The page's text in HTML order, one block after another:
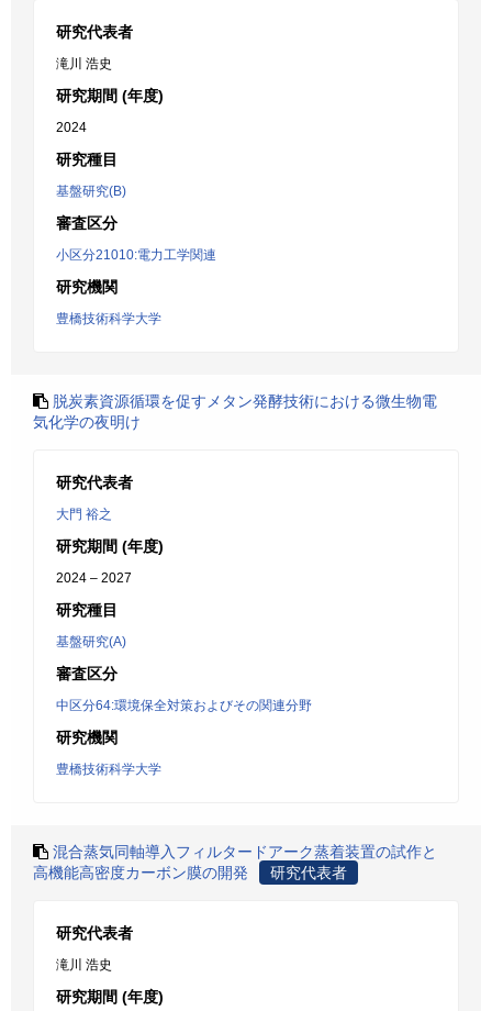
研究代表者
滝川 浩史
研究期間 (年度)
2024
研究種目
基盤研究(B)
審査区分
小区分21010:電力工学関連
研究機関
豊橋技術科学大学
脱炭素資源循環を促すメタン発酵技術における微生物電
気化学の夜明け
研究代表者
大門 裕之
研究期間 (年度)
2024 – 2027
研究種目
基盤研究(A)
審査区分
中区分64:環境保全対策およびその関連分野
研究機関
豊橋技術科学大学
混合蒸気同軸導入フィルタードアーク蒸着装置の試作と
高機能高密度カーボン膜の開発
研究代表者
研究代表者
滝川 浩史
研究期間 (年度)